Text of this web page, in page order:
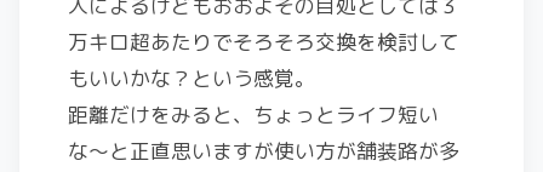
万キロ超あたりでそろそろ交換を検討して
もいいかな？という感覚。
距離だけをみると、ちょっとライフ短い
な〜と正直思いますが使い方が舗装路が多